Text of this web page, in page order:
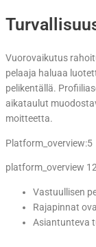
Vuorovaikutus
pelaaja haluaa
pelikentällä.
aikataulut
moitteetta.
Platform_overview:5
platform_overview
Vastuullisen
Rajapinnat
Asiantunteva